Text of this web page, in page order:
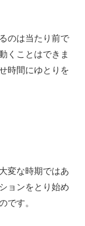
のは当たり前で
くことはできま
時間にゆとりを
変な時期ではあ
ョンをとり始め
です。